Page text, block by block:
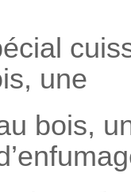
une
bois,